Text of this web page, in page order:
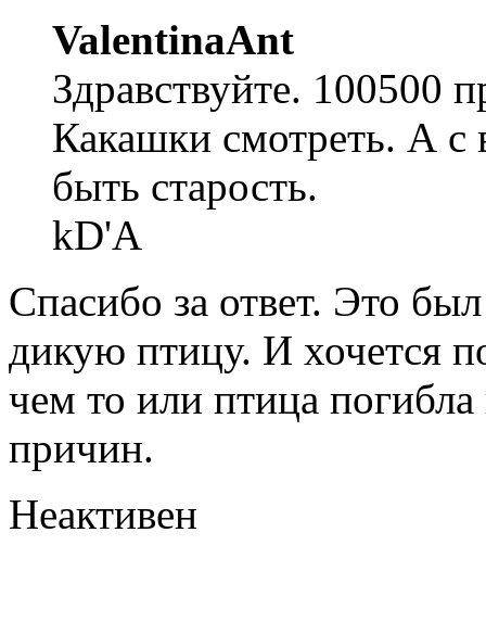
ValentinaAnt
Здравствуйте. 100500
Какашки смотреть. А с
быть старость.
kD'A
Спасибо за ответ. Это
дикую птицу. И хочется
чем то или птица
причин.
Неактивен